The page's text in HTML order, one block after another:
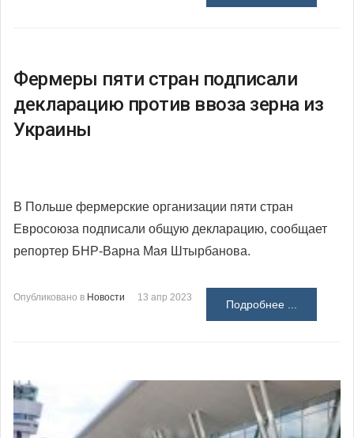
Фермеры пяти стран подписали
декларацию против ввоза зерна из
Украины
В Польше фермерские организации пяти стран
Евросоюза подписали общую декларацию, сообщает
репортер БНР-Варна Мая Штырбанова.
Опубликовано в Новости 13 апр 2023
Подробнее ...